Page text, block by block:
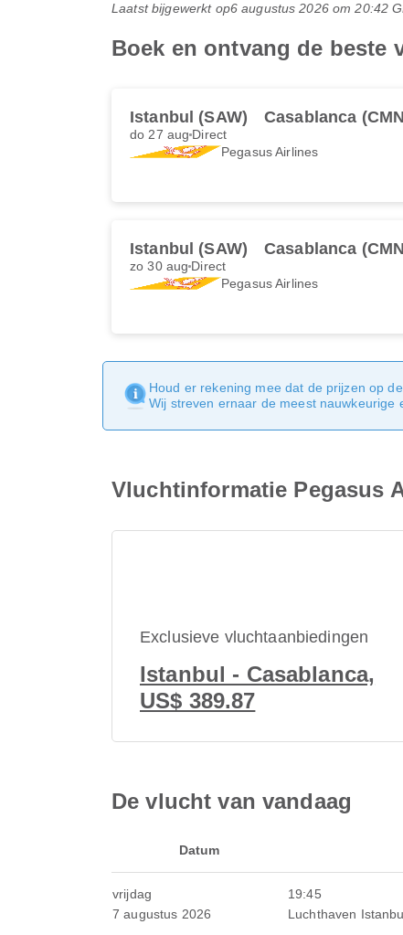
Laatst bijgewerkt op6 augustus 2026 om 20:42
Boek en ontvang de beste
Istanbul (SAW) Casablanca
do 27 aug Direct
Pegasus Airlines
Istanbul (SAW) Casablanca
zo 30 aug Direct
Pegasus Airlines
Houd er rekening mee dat de prijzen op
Wij streven ernaar de meest nauwkeurige
Vluchtinformatie Pegasus
Exclusieve vluchtaanbiedingen
Istanbul - Casablanca,
US$ 389.87
De vlucht van vandaag
Datum
vrijdag
7 augustus 2026
19:45
Luchthaven